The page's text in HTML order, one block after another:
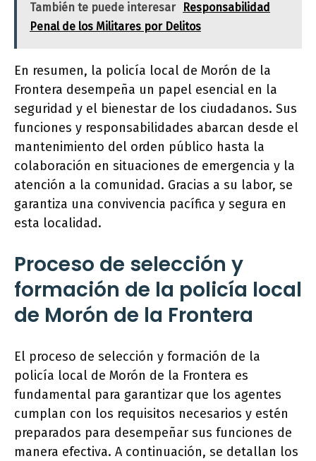
También te puede interesar
Responsabilidad
Penal de los Militares por Delitos
En resumen, la policía local de Morón de la
Frontera desempeña un papel esencial en la
seguridad y el bienestar de los ciudadanos. Sus
funciones y responsabilidades abarcan desde el
mantenimiento del orden público hasta la
colaboración en situaciones de emergencia y la
atención a la comunidad. Gracias a su labor, se
garantiza una convivencia pacífica y segura en
esta localidad.
Proceso de selección y
formación de la policía local
de Morón de la Frontera
El proceso de selección y formación de la
policía local de Morón de la Frontera es
fundamental para garantizar que los agentes
cumplan con los requisitos necesarios y estén
preparados para desempeñar sus funciones de
manera efectiva. A continuación, se detallan los